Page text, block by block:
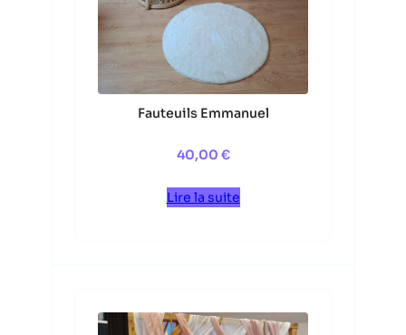
Fauteuils Emmanuel
40,00 €
Lire la suite